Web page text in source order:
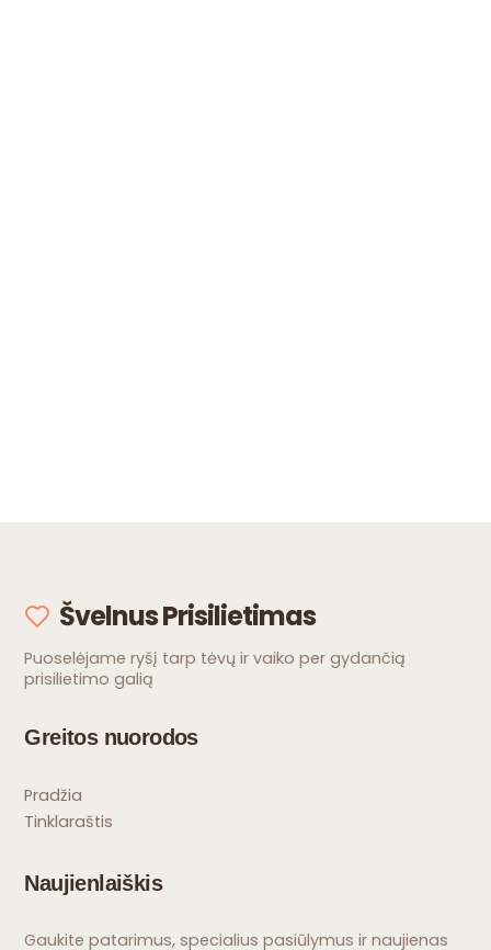
Švelnus Prisilietimas
Puoselėjame ryšį tarp tėvų ir vaiko per gydančią
prisilietimo galią
Greitos nuorodos
Pradžia
Tinklaraštis
Naujienlaiškis
Gaukite patarimus, specialius pasiūlymus ir naujienas